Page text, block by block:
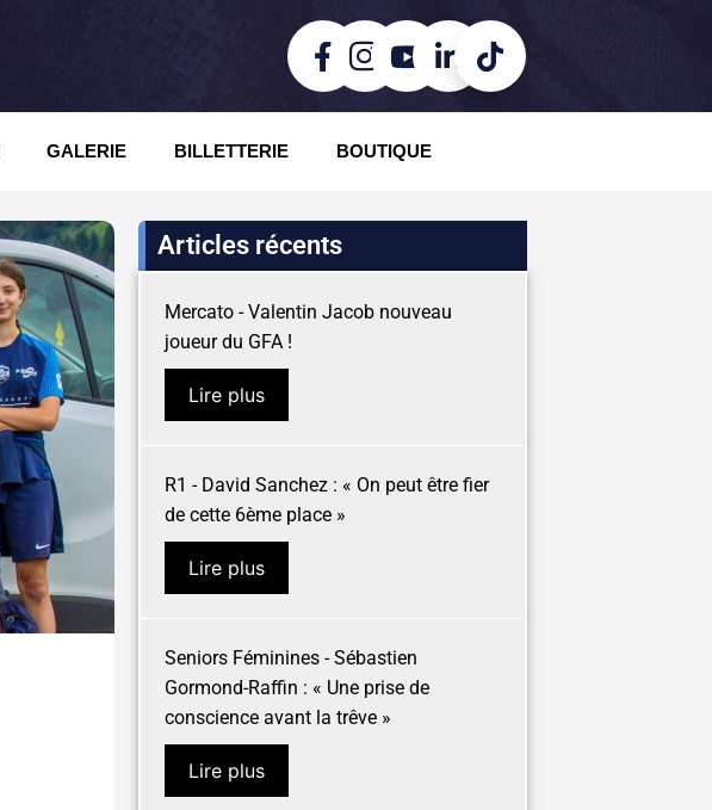
GALERIE BILLETTERIE BOUTIQUE
Articles récents
Mercato - Valentin Jacob nouveau
joueur du GFA !
Lire plus
R1 - David Sanchez : « On peut être fier
de cette 6ème place »
Lire plus
Seniors Féminines - Sébastien
Gormond-Raffin : « Une prise de
conscience avant la trêve »
Lire plus